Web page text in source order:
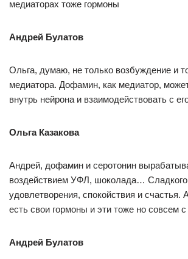
медиаторах тоже гормоны
Андрей Булатов
Ольга, думаю, не только возбуждение и
медиатора. Дофамин, как медиатор,
внутрь нейрона и взаимодействовать с
Ольга Казакова
Андрей, дофамин и серотонин
воздействием УФЛ, шоколада…
удовлетворения, спокойствия и счастья.
есть свои гормоны и эти тоже но совсем
Андрей Булатов